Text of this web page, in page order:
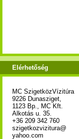
Elérhetőség
MC SzigetközVízitúra
9226 Dunasziget,
1123 Bp., MC Kft.
Alkotás u. 35.
+36 209 342 760
szigetkozvizitura@
yahoo.com